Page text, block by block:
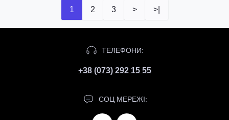
1 2 3 > >|
ТЕЛЕФОНИ:
+38 (073) 292 15 55
СОЦ МЕРЕЖІ: